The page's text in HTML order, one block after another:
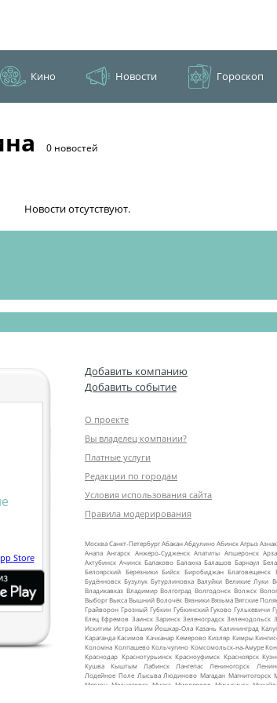
Кино Новости Гороскоп
0 новостей
Новости отсутствуют.
Добавить компанию
Добавить событие
О проекте
Вы владелец компании?
Платные услуги
Редакции по городам
Условия использования сайта
Правила модерирования
МоскваСанкт‑ПетербургАбаканАбдулиноАбинскАгрыз
Анапа Ангарск Анжеро‑Судженск Апатиты Апшеронск
Ахтубинск Ачинск Балаково Балахна Балашов Барнаул
Белоярский Березники Бийск Биробиджан Благовещенск
Будённовск Бузулук Бутурлиновка Валуйки Великие Луки
Владикавказ Владимир Волгоград Волгодонск Волжск
ВыборгВыкса Вышний Волочёк Вязники Вязьма Вятские
Грайворон Грозный Губкин Губкинский Гуково Гулькевичи
Елец Ефремов Заинск Заринск Зеленоградск Зеленодольск
Искитим Истра Ишим Йошкар‑Ола Казань Калининград
Караганда Касимов Качканар Кемерово Кизляр Кимры
Коломна Колпашево Кольчугино Комсомольск‑на‑Амуре
Краснодар Краснотурьинск Красноуфимск Красноярск
Кушва
Кыштым Лабинск Лангепас Лениногорск
Лодейное Поле Лысьва Людиново Магадан Магнитогорск
Мегион Медногорск Миасс Миллерово Минусинск